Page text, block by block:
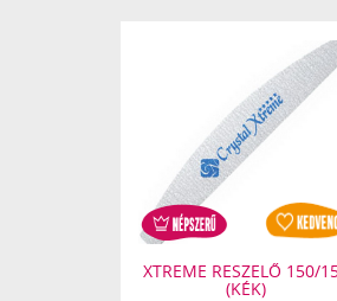
XTREME RESZELŐ 150/
(KÉK)